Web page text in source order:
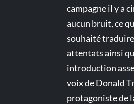
campagne il y a
aucun bruit, ce
souhaité traduire
attentats ainsi
introduction
voix de Donald
protagoniste de